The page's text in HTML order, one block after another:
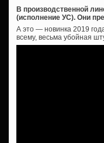
В производственной
(исполнение УС). Они
А это — новинка 2019
всему, весьма убойная